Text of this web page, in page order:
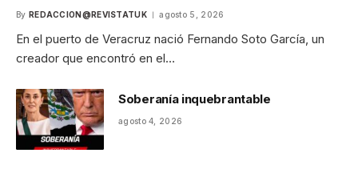
By REDACCION@REVISTATUK agosto 5, 2026
En el puerto de Veracruz nació Fernando Soto García, un
creador que encontró en el…
Soberanía inquebrantable
agosto 4, 2026